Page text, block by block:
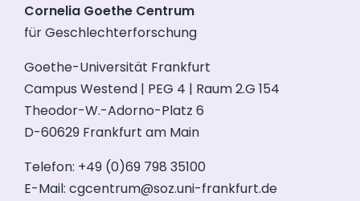
Cornelia Goethe Centrum
für Geschlechterforschung
Goethe-Universität Frankfurt
Campus Westend | PEG 4 | Raum 2.G 154
Theodor-W.-Adorno-Platz 6
D-60629 Frankfurt am Main
Telefon: +49 (0)69 798 35100
E-Mail: cgcentrum@soz.uni-frankfurt.de